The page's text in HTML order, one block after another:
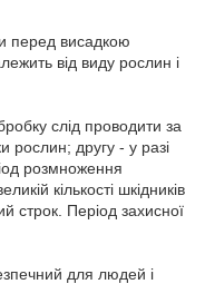
перед висадкою
від виду рослин і
слід проводити за
рослин; другу - у разі
розмноження
кількості шкідників
строк. Період захисної
для людей і